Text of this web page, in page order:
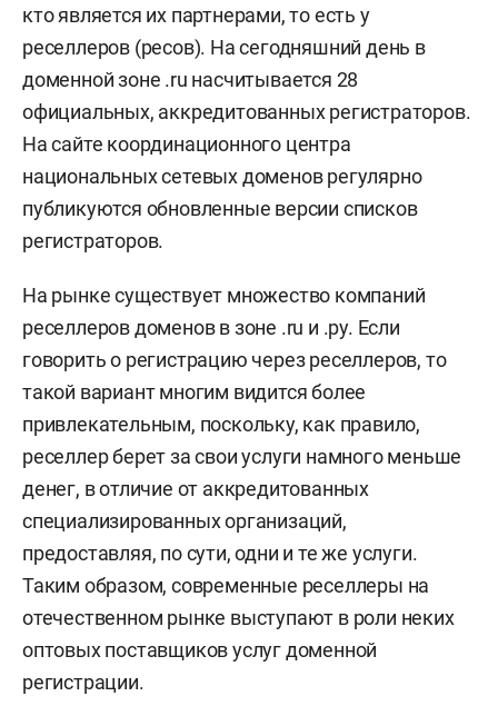
кто является их партнерами, то есть у
реселлеров (ресов). На сегодняшний день в
доменной зоне .ru насчитывается 28
официальных, аккредитованных регистраторов.
На сайте координационного центра
национальных сетевых доменов регулярно
публикуются обновленные версии списков
регистраторов.
На рынке существует множество компаний
реселлеров доменов в зоне .ru и .ру. Если
говорить о регистрацию через реселлеров, то
такой вариант многим видится более
привлекательным, поскольку, как правило,
реселлер берет за свои услуги намного меньше
денег, в отличие от аккредитованных
специализированных организаций,
предоставляя, по сути, одни и те же услуги.
Таким образом, современные реселлеры на
отечественном рынке выступают в роли неких
оптовых поставщиков услуг доменной
регистрации.